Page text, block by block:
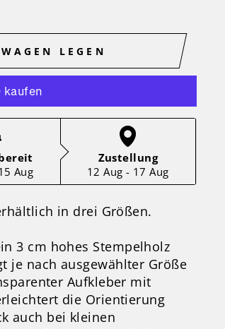
LEGEN
Aug
Zustellung
12 Aug - 17 Aug
in drei Größen.
3 cm hohes Stempelholz
je nach ausgewählter Größe
Aufkleber mit
die Orientierung
auch bei kleinen